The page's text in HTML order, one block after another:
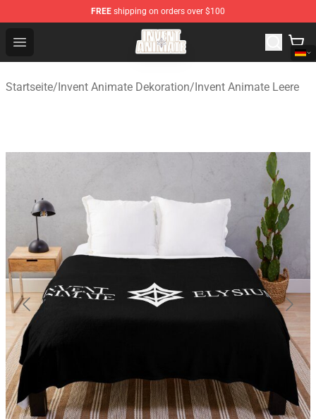
FREE shipping on orders over $100
Open menu
Invent Animate Shop - Official Invent Animate
Startseite/Invent Animate Dekoration/Invent Animate Leere